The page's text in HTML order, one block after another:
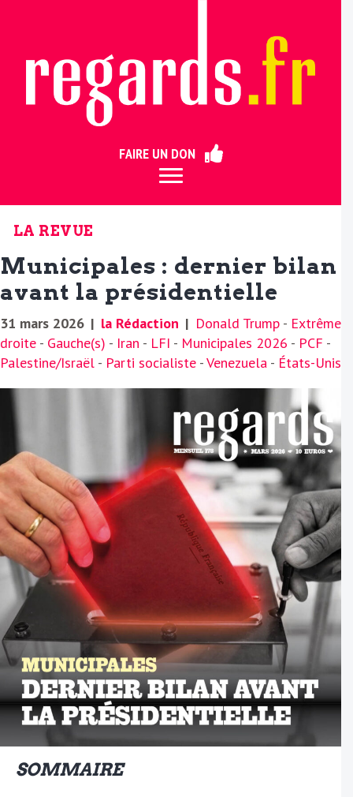
FAIRE UN DON
LA REVUE
Municipales : dernier bilan
avant la présidentielle
31 mars 2026 | la Rédaction | Donald Trump - Extrême
droite - Gauche(s) - Iran - LFI - Municipales 2026 - PCF -
Palestine/Israël - Parti socialiste -Venezuela - États-Unis
SOMMAIRE